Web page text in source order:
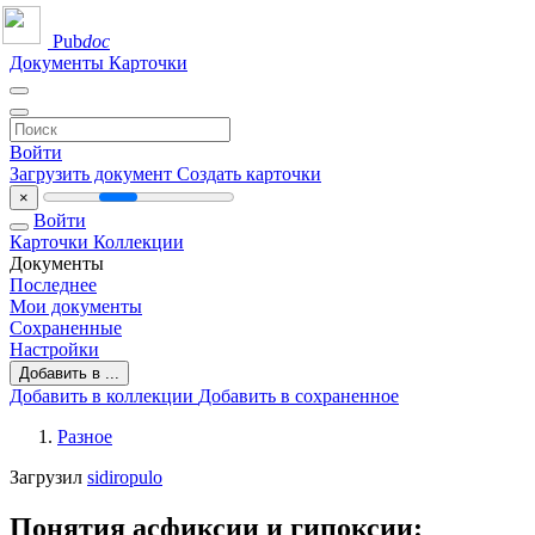
Pubdoc
Документы Карточки
Войти
Загрузить документ Создать карточки
×
Войти
Карточки Коллекции
Документы
Последнее
Мои документы
Сохраненные
Настройки
Добавить в ...
Добавить в коллекции Добавить в сохраненное
Разное
Загрузил sidiropulo
Понятия асфиксии и гипоксии: